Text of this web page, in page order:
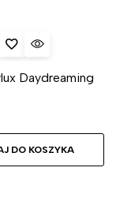
Daydreaming
DO KOSZYKA